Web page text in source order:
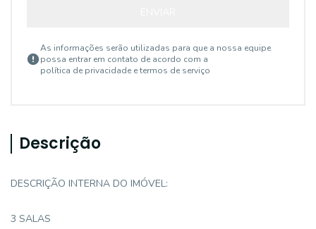
As informações serão utilizadas para que a nossa equipe
possa entrar em contato de acordo com a
política de privacidade e termos de serviço
Descrição
DESCRIÇÃO INTERNA DO IMÓVEL:
3 SALAS